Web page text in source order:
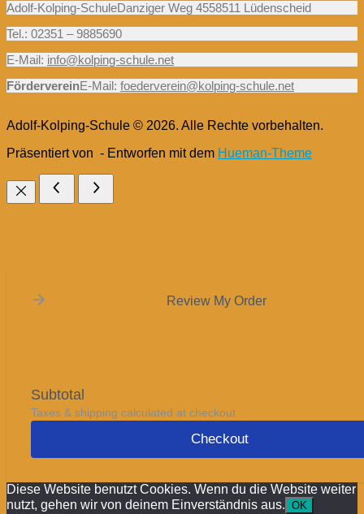
Adolf-Kolping-SchuleDanziger Weg 4558511 Lüdenscheid
Tel.: 02351 – 9885690
E-Mail: info@kolping-schule.net
FördervereinE-Mail: foederverein@kolping-schule.net
Adolf-Kolping-Schule © 2026. Alle Rechte vorbehalten.
Präsentiert von - Entworfen mit dem Hueman-Theme
Review My Order
Subtotal
Taxes & shipping calculated at checkout
Checkout
Diese Website benutzt Cookies. Wenn du die Website weiter
nutzt, gehen wir von deinem Einverständnis aus. OK